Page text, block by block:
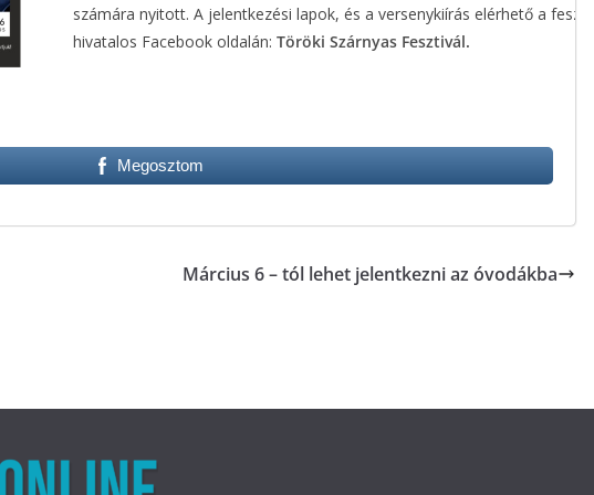
számára nyitott. A jelentkezési lapok, és a versenykiírás elérhető a
hivatalos Facebook oldalán: Töröki Szárnyas Fesztivál.
Megosztom
Március 6 – tól lehet jelentkezni az óvodákba